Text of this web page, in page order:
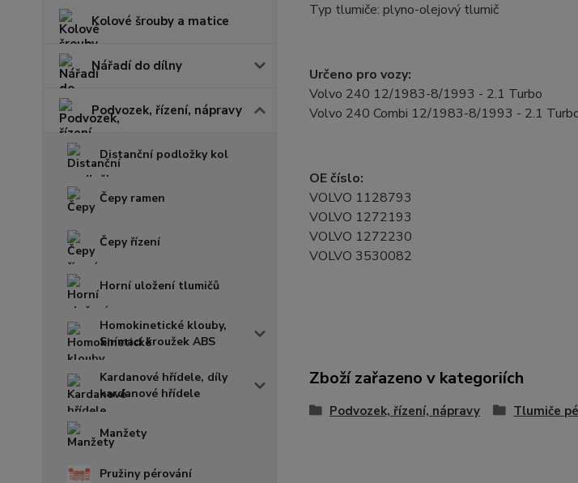
Kolové šrouby a matice
Nářadí do dílny
Podvozek, řízení, nápravy
Distanční podložky kol
Čepy ramen
Čepy řízení
Horní uložení tlumičů
Homokinetické klouby,
Snímací kroužek ABS
Kardanové hřídele, díly
kardanové hřídele
Manžety
Pružiny pérování
Typ tlumiče: plyno-olejový tlumič
Určeno pro vozy:
Volvo 240 12/1983-8/1993 - 2.1 Turbo
Volvo 240 Combi 12/1983-8/1993 - 2.1
OE číslo:
VOLVO 1128793
VOLVO 1272193
VOLVO 1272230
VOLVO 3530082
Zboží zařazeno v kategoriích
Podvozek, řízení, nápravy Tlumiče